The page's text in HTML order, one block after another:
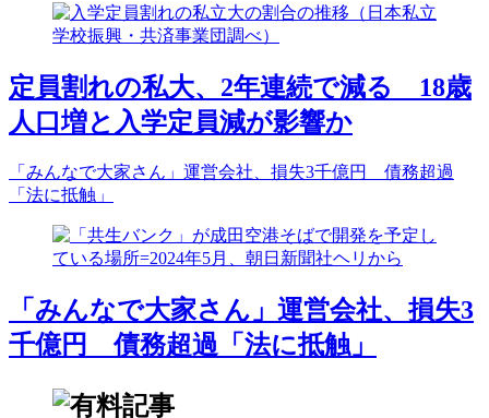
定員割れの私大、2年連続で減る 18歳
人口増と入学定員減が影響か
「みんなで大家さん」運営会社、損失3千億円 債務超過
「法に抵触」
「みんなで大家さん」運営会社、損失3
千億円 債務超過「法に抵触」